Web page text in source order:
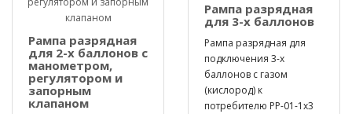
Рампа разрядная
для 2-х баллонов с
манометром,
регулятором и
запорным
клапаном
Рампа разрядная
для 3-х баллонов
Рампа разрядная для
подключения 3-х
баллонов с газом
(кислород) к
потребителю РР-01-1х3